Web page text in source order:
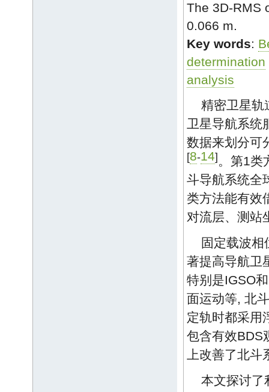
The 3D-RMS
0.066 m.
Key words:
determination
analysis
精密卫星轨
卫星导航系统
数据来划分可
[8-14]。第1类
斗导航系统全
类方法能有效
对流层、测站
固定载波
著提高导航卫
特别是IGSO
面运动等, 北
定轨时都采用
包含有效BDS
上改善了北斗
本文探讨了